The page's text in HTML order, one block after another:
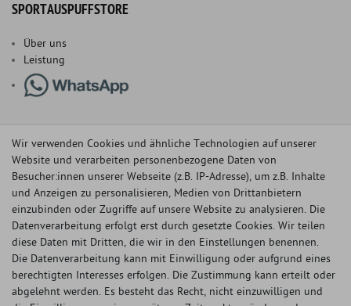
SPORTAUSPUFFSTORE
Über uns
Leistung
© Copyright 2026 Sportauspuff-Store.de - Alle Rechte vorbehalten.
Preisangaben inkl. gesetzlicher MwSt. und zzgl. Versandkosten
Wir verwenden Cookies und ähnliche Technologien auf unserer
Website und verarbeiten personenbezogene Daten von
Besucher:innen unserer Webseite (z.B. IP-Adresse), um z.B. Inhalte
und Anzeigen zu personalisieren, Medien von Drittanbietern
einzubinden oder Zugriffe auf unsere Website zu analysieren. Die
Datenverarbeitung erfolgt erst durch gesetzte Cookies. Wir teilen
diese Daten mit Dritten, die wir in den Einstellungen benennen.
Die Datenverarbeitung kann mit Einwilligung oder aufgrund eines
berechtigten Interesses erfolgen. Die Zustimmung kann erteilt oder
abgelehnt werden. Es besteht das Recht, nicht einzuwilligen und